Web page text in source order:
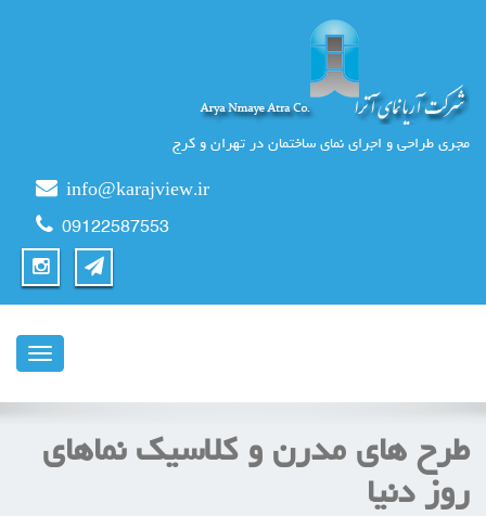
مجری طراحی و اجرای نمای ساختمان در تهران و کرج
info@karajview.ir
09122587553
ناوبری
طرح های مدرن و کلاسیک نماهای
روز دنیا